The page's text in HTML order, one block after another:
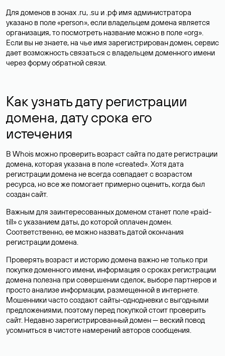
Для доменов в зонах .ru, .su и .рф имя администратора
указано в поле «person», если владельцем домена является
организация, то посмотреть название можно в поле «org».
Если вы не знаете, на чье имя зарегистрирован домен, сервис
дает возможность связаться с владельцем доменного имени
через форму обратной связи.
Как узнать дату регистрации
домена, дату срока его
истечения
В Whois можно проверить возраст сайта по дате регистрации
домена, которая указана в поле «created». Хотя дата
регистрации домена не всегда совпадает с возрастом
ресурса, но все же помогает примерно оценить, когда был
создан сайт.
Важным для заинтересованных доменом станет поле «paid-
till» с указанием даты, до которой оплачен домен.
Соответственно, ее можно назвать датой окончания
регистрации домена.
Проверять возраст и историю домена важно не только при
покупке доменного имени, информация о сроках регистрации
домена полезна при совершении сделок, выборе партнеров и
просто анализе информации, размещенной в интернете.
Мошенники часто создают сайты-однодневки с выгодными
предложениями, поэтому перед покупкой стоит проверить
сайт. Недавно зарегистрированный домен — веский повод
усомниться в чистоте намерений авторов сообщения.